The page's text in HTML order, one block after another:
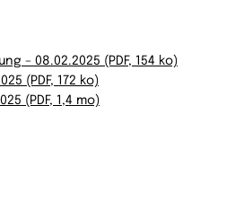
– 08.02.2025 (PDF, 154 ko)
(PDF, 172 ko)
(PDF, 1,4 mo)